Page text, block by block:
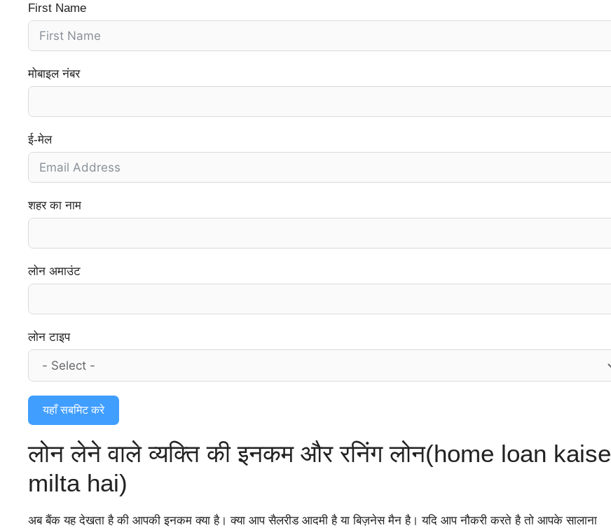
First Name
मोबाइल नंबर
ई-मेल
शहर का नाम
लोन अमाउंट
लोन टाइप
यहाँ सबमिट करे
लोन लेने वाले व्यक्ति की इनकम और रनिंग लोन(home loan kaise
milta hai)
अब बैंक यह देखता है की आपकी इनकम क्या है। क्या आप सैलरीड आदमी है या बिज़नेस मैन है। यदि आप नौकरी करते है तो आपके सालाना